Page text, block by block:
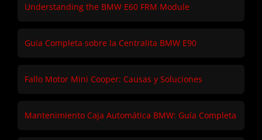
Understanding the BMW E60 FRM Module
Guía Completa sobre la Centralita BMW E90
Fallo Motor Mini Cooper: Causas y Soluciones
Mantenimiento Caja Automática BMW: Guía Completa